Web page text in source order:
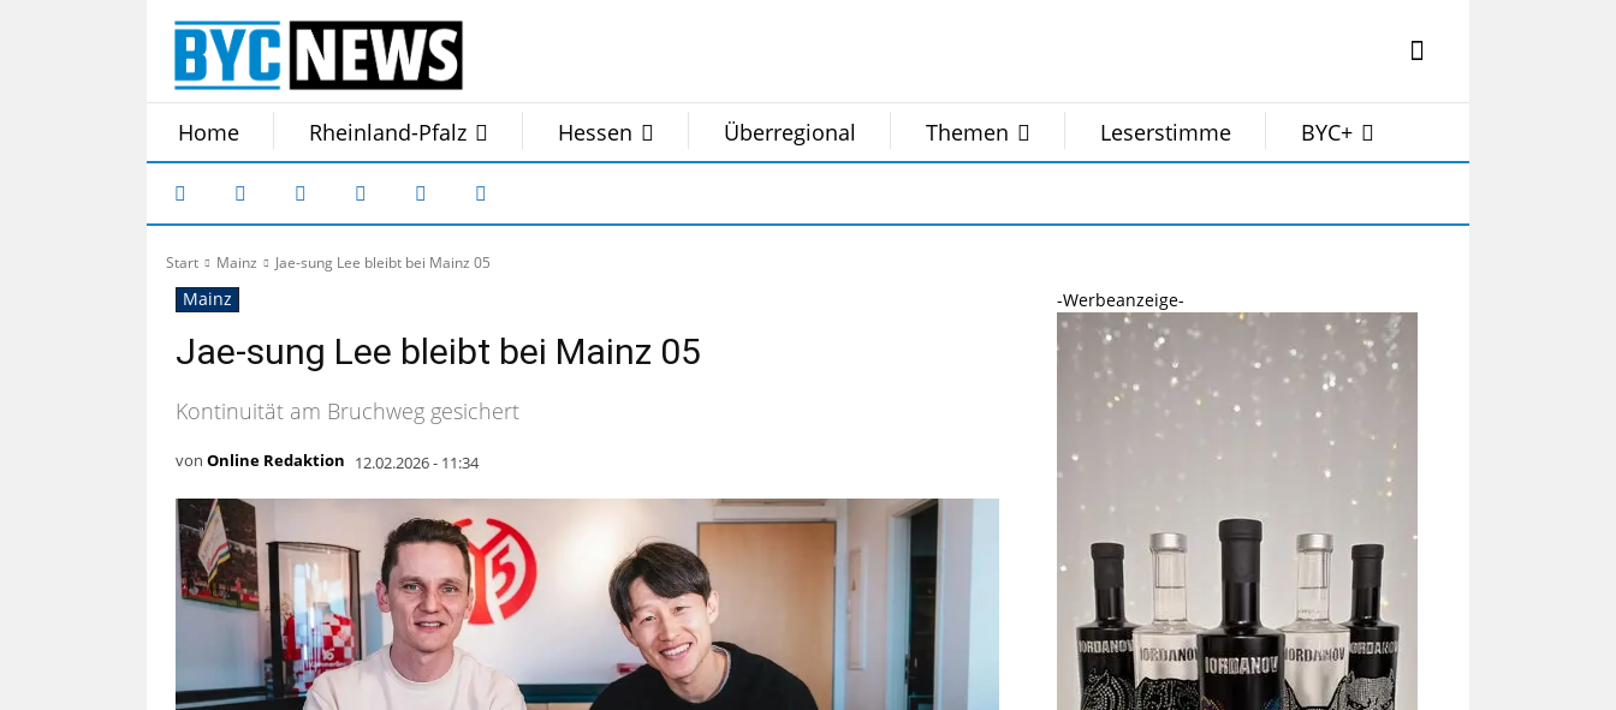
Home Rheinland-Pfalz Hessen Überregional Themen Leserstimme BYC+
Start Mainz Jae-sung Lee bleibt bei Mainz 05
Mainz
Jae-sung Lee bleibt bei Mainz 05
Kontinuität am Bruchweg gesichert
von Online Redaktion 12.02.2026 - 11:34
-Werbeanzeige-